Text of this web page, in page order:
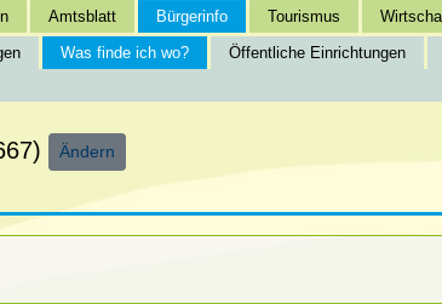
Amtsblatt
Bürgerinfo
Was finde ich wo? Öffentliche Einrichtungen
Tourismus
Ändern